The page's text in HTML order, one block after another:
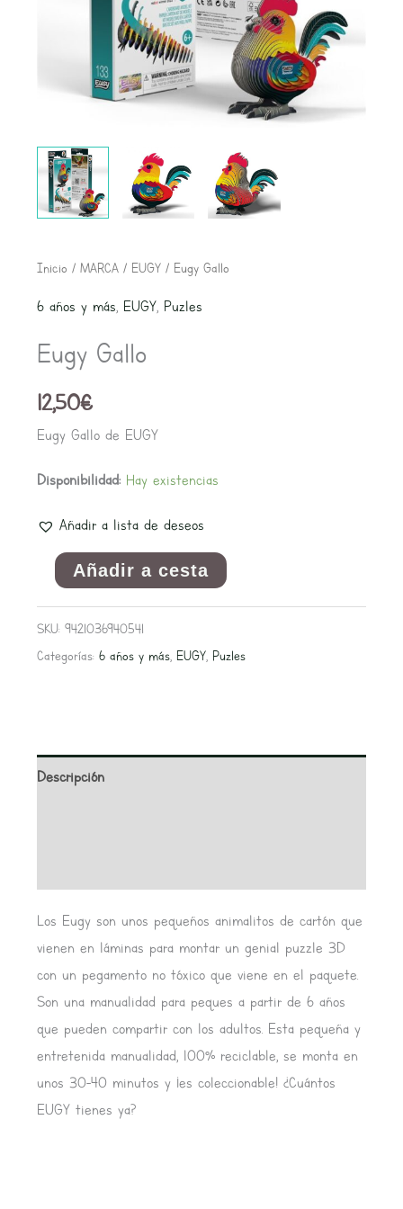
Inicio / MARCA/ EUGY/ Eugy Gallo
6 años y más, EUGY, Puzles
Eugy Gallo
12,50€
Eugy Gallo de EUGY
Disponibilidad: Hay existencias
Añadir a lista de deseos
Eugy
cantidad
Añadir a cesta
SKU: 9421036940541
Categorías: 6 años y más, EUGY, Puzles
Descripción
Los Eugy son unos pequeños animalitos de cartón que
vienen en láminas para montar un genial puzzle 3D
con un pegamento no tóxico que viene en el paquete.
Son una manualidad para peques a partir de 6 años
que pueden compartir con los adultos. Esta pequeña y
entretenida manualidad, 100% reciclable, se monta en
unos 30-40 minutos y ¡es coleccionable! ¿Cuántos
EUGY tienes ya?